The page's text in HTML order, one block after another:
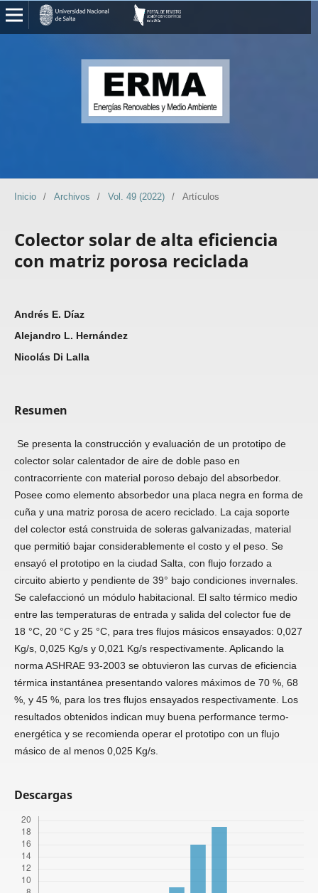
Inicio / Archivos / Vol. 49 (2022) / Artículos
Colector solar de alta eficiencia
con matriz porosa reciclada
Andrés E. Díaz
Alejandro L. Hernández
Nicolás Di Lalla
Resumen
Se presenta la construcción y evaluación de un prototipo de
colector solar calentador de aire de doble paso en
contracorriente con material poroso debajo del absorbedor.
Posee como elemento absorbedor una placa negra en forma de
cuña y una matriz porosa de acero reciclado. La caja soporte
del colector está construida de soleras galvanizadas, material
que permitió bajar considerablemente el costo y el peso. Se
ensayó el prototipo en la ciudad Salta, con flujo forzado a
circuito abierto y pendiente de 39° bajo condiciones invernales.
Se calefaccionó un módulo habitacional. El salto térmico medio
entre las temperaturas de entrada y salida del colector fue de
18 °C, 20 °C y 25 °C, para tres flujos másicos ensayados: 0,027
Kg/s, 0,025 Kg/s y 0,021 Kg/s respectivamente. Aplicando la
norma ASHRAE 93-2003 se obtuvieron las curvas de eficiencia
térmica instantánea presentando valores máximos de 70 %, 68
%, y 45 %, para los tres flujos ensayados respectivamente. Los
resultados obtenidos indican muy buena performance termo-
energética y se recomienda operar el prototipo con un flujo
másico de al menos 0,025 Kg/s.
Descargas